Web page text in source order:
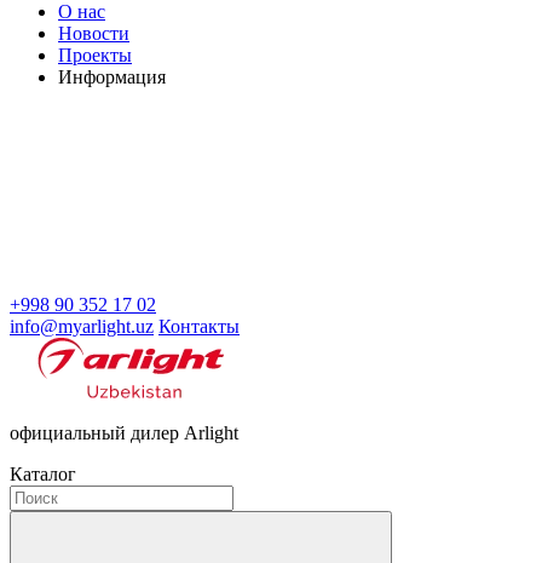
О нас
Новости
Проекты
Информация
+998 90 352 17 02
info@myarlight.uz Контакты
официальный дилер Arlight
Каталог